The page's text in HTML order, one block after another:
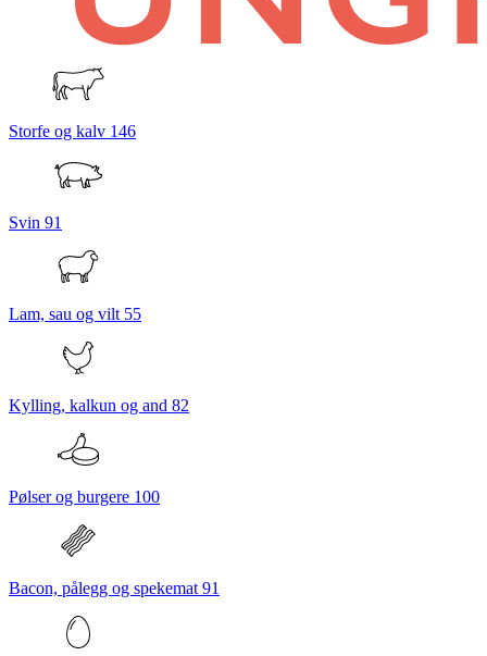
Storfe og kalv 146
Svin 91
Lam, sau og vilt 55
Kylling, kalkun og and 82
Pølser og burgere 100
Bacon, pålegg og spekemat 91